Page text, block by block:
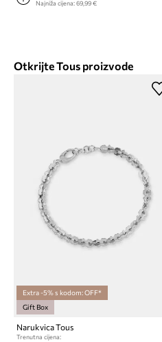
Najniža cijena:69,99 €
Otkrijte Tous proizvode
Extra -5% s kodom: OFF*
Gift Box
Narukvica Tous
Trenutna cijena: